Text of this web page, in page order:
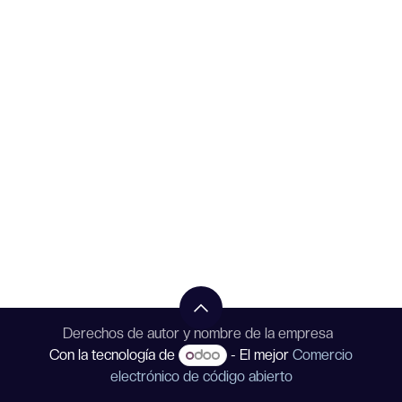
Derechos de autor y nombre de la empresa
Con la tecnología de
- El mejorComercio
electrónico de código abierto